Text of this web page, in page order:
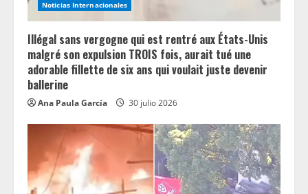
g Noticias Internacionales
Illégal sans vergogne qui est rentré aux États-Unis
malgré son expulsion TROIS fois, aurait tué une
adorable fillette de six ans qui voulait juste devenir
ballerine
Ana Paula García 30 julio 2026